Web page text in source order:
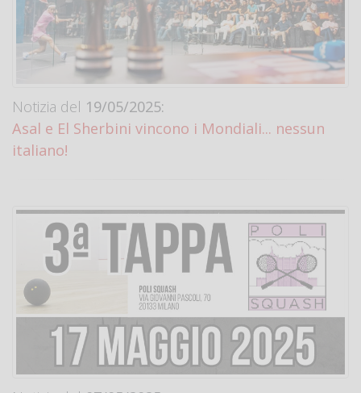
Notizia del 19/05/2025:
Asal e El Sherbini vincono i Mondiali... nessun
italiano!